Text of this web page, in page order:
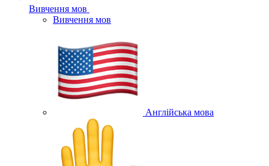
Вивчення мов
Вивчення мов
Англійська мова